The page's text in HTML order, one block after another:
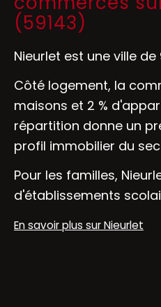
(59143)
Nieurlet est une ville
Côté logement, la
maisons et 2 %
répartition donne un
profil immobilier du
Pour les familles,
d'établissements
En savoir plus sur Nieurlet